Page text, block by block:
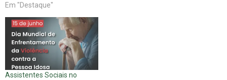
Em "Destaque"
Assistentes Sociais no